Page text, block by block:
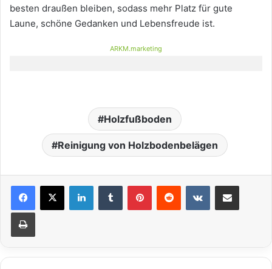
besten draußen bleiben, sodass mehr Platz für gute
Laune, schöne Gedanken und Lebensfreude ist.
ARKM.marketing
Holzfußboden
Reinigung von Holzbodenbelägen